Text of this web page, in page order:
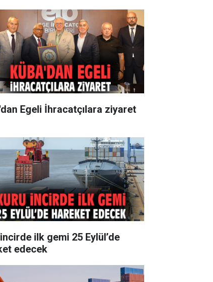
Egeli İhracatçılara ziyaret
ilk gemi 25 Eylül’de
edecek